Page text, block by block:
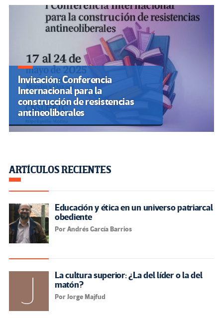
Invitación: Conferencia
Internacional para la
construcción de resistencias
antineoliberales
ARTÍCULOS RECIENTES
Educación y ética en un universo patriarcal
obediente
Por Andrés García Barrios
La cultura superior: ¿La del líder o la del
matón?
Por Jorge Majfud